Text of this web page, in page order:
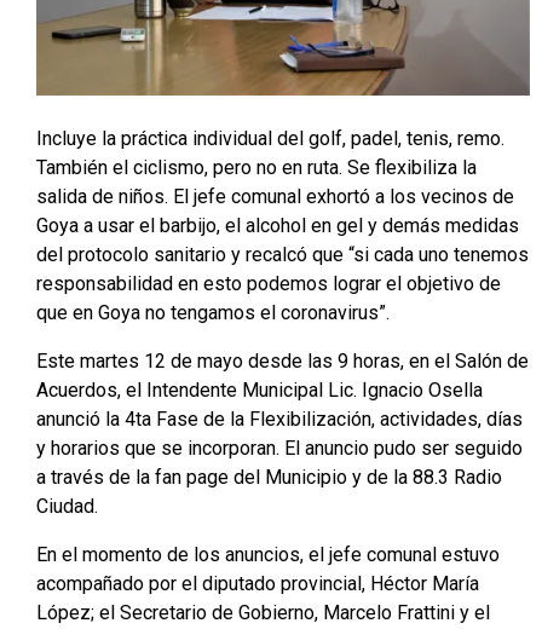
Incluye la práctica individual del golf, padel, tenis, remo.
También el ciclismo, pero no en ruta. Se flexibiliza la
salida de niños. El jefe comunal exhortó a los vecinos de
Goya a usar el barbijo, el alcohol en gel y demás medidas
del protocolo sanitario y recalcó que “si cada uno tenemos
responsabilidad en esto podemos lograr el objetivo de
que en Goya no tengamos el coronavirus”.
Este martes 12 de mayo desde las 9 horas, en el Salón de
Acuerdos, el Intendente Municipal Lic. Ignacio Osella
anunció la 4ta Fase de la Flexibilización, actividades, días
y horarios que se incorporan. El anuncio pudo ser seguido
a través de la fan page del Municipio y de la 88.3 Radio
Ciudad.
En el momento de los anuncios, el jefe comunal estuvo
acompañado por el diputado provincial, Héctor María
López; el Secretario de Gobierno, Marcelo Frattini y el